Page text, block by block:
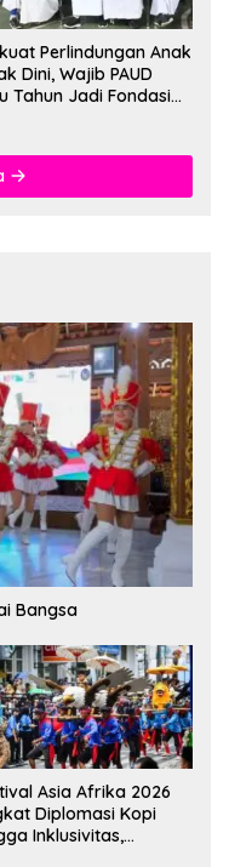
Perlindungan Anak
Dini, Wajib PAUD
Tahun Jadi Fondasi
Bangsa
Asia Afrika 2026
Diplomasi Kopi
Inklusivitas,